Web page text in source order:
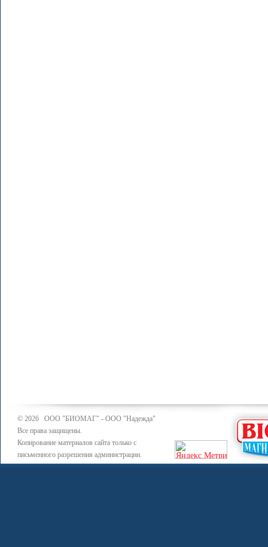
© 2026 ООО "БИОМАГ" - ООО "Надежда"
Все права защищены.
Копирование материалов сайта только с
письменного разрешения администрации.